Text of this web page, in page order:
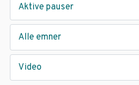
Aktive pauser
Alle emner
Video